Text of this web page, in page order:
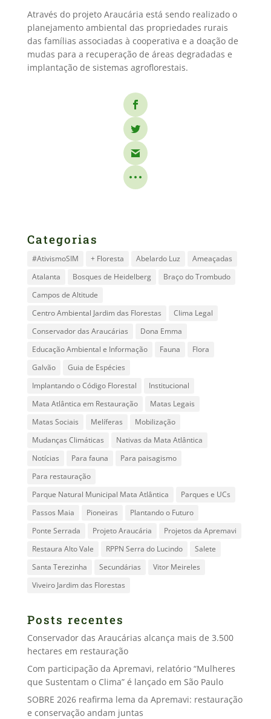
Através do projeto Araucária está sendo realizado o
planejamento ambiental das propriedades rurais
das famílias associadas à cooperativa e a doação de
mudas para a recuperação de áreas degradadas e
implantação de sistemas agroflorestais.
Categorias
#AtivismoSIM + Floresta Abelardo Luz
Ameaçadas
Atalanta
Bosques de Heidelberg
Braço do Trombudo
Campos de Altitude
Centro Ambiental Jardim das Florestas
Clima Legal
Conservador das Araucárias
Dona Emma
Educação Ambiental e Informação
Fauna
Flora
Galvão
Guia de Espécies
Implantando o Código Florestal
Institucional
Mata Atlântica em Restauração
Matas Legais
Matas Sociais
Melíferas
Mobilização
Mudanças Climáticas
Nativas da Mata Atlântica
Notícias
Para fauna
Para paisagismo
Para restauração
Parque Natural Municipal Mata Atlântica
Parques e UCs
Passos Maia
Pioneiras
Plantando o Futuro
Ponte Serrada
Projeto Araucária
Projetos da Apremavi
Restaura Alto Vale
RPPN Serra do Lucindo
Salete
Santa Terezinha
Secundárias
Vitor Meireles
Viveiro Jardim das Florestas
Posts recentes
Conservador das Araucárias alcança mais de 3.500
hectares em restauração
Com participação da Apremavi, relatório “Mulheres
que Sustentam o Clima” é lançado em São Paulo
SOBRE 2026 reafirma lema da Apremavi: restauração
e conservação andam juntas